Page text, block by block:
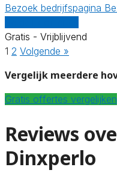
Bezoek bedrijfspagina
Gratis - Vrijblijvend
1 2 Volgende »
Vergelijk meerdere
Gratis offertes vergelijken
Reviews
Dinxperlo